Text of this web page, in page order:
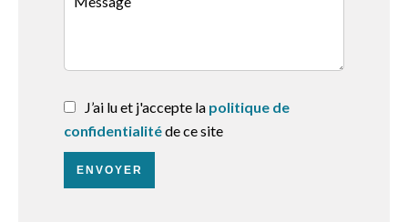
J’ai lu et j'accepte la politique de
confidentialitéde ce site
ENVOYER